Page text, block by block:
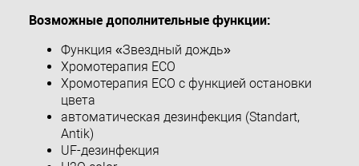
Возможные дополнительные функции:
Функция «Звездный дождь»
Хромотерапия ECO
Хромотерапия ECO с функцией остановки
цвета
автоматическая дезинфекция (Standart,
Antik)
UF-дезинфекция